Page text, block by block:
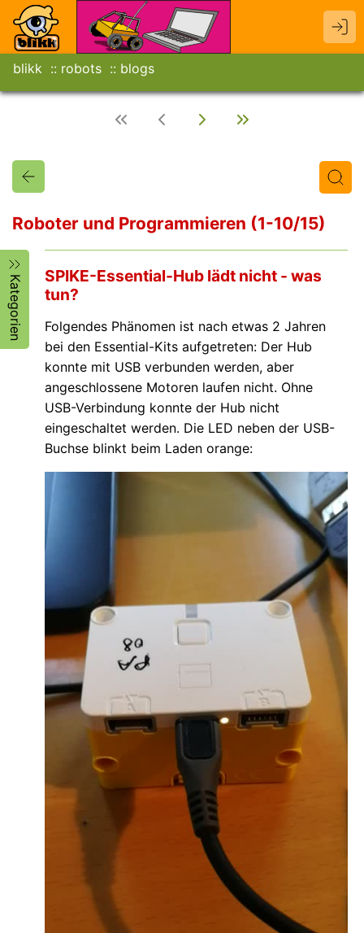
blikk robots blogs
Roboter und Programmieren (1-10/15)
Kategorien
SPIKE-Essential-Hub lädt nicht - was
tun?
Folgendes Phänomen ist nach etwas 2 Jahren
bei den Essential-Kits aufgetreten: Der Hub
konnte mit USB verbunden werden, aber
angeschlossene Motoren laufen nicht. Ohne
USB-Verbindung konnte der Hub nicht
eingeschaltet werden. Die LED neben der USB-
Buchse blinkt beim Laden orange: